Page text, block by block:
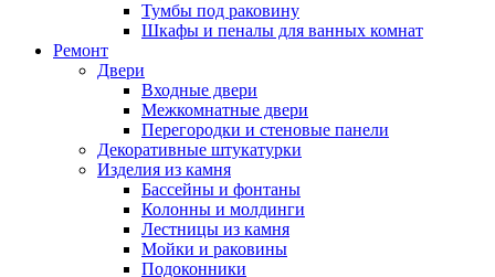
Тумбы под раковину
Шкафы и пеналы для ванных комнат
Ремонт
Двери
Входные двери
Межкомнатные двери
Перегородки и стеновые панели
Декоративные штукатурки
Изделия из камня
Бассейны и фонтаны
Колонны и молдинги
Лестницы из камня
Мойки и раковины
Подоконники